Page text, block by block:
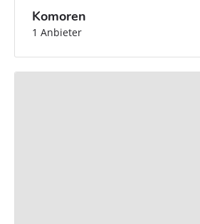
Komoren
1 Anbieter